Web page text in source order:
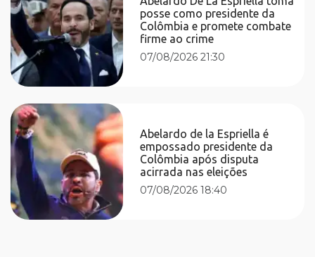
posse como presidente da
Colômbia e promete combate
firme ao crime
07/08/2026 21:30
Abelardo de la Espriella é
empossado presidente da
Colômbia após disputa
acirrada nas eleições
07/08/2026 18:40